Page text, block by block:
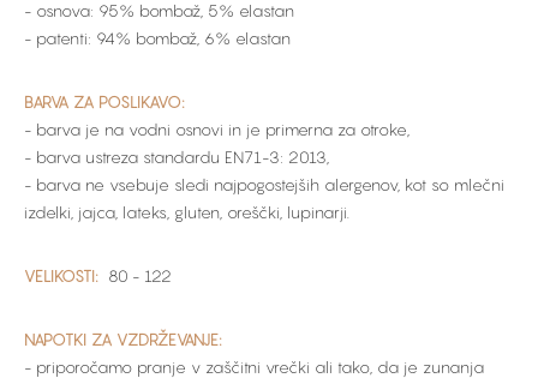
- osnova: 95% bombaž, 5% elastan
- patenti: 94% bombaž, 6% elastan
BARVA ZA POSLIKAVO:
- barva je na vodni osnovi in je primerna za otroke,
- barva ustreza standardu EN71-3: 2013,
- barva ne vsebuje sledi najpogostejših alergenov, kot so mlečni
izdelki, jajca, lateks, gluten, oreščki, lupinarji.
VELIKOSTI: 80 - 122
NAPOTKI ZA VZDRŽEVANJE:
- priporočamo pranje v zaščitni vrečki ali tako, da je zunanja